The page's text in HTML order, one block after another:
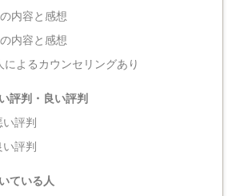
内容と感想
内容と感想
によるカウンセリングあり
評判・良い評判
評判
評判
ている人